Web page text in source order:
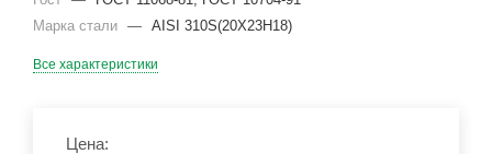
Марка стали — AISI 310S(20Х23Н18)
Все характеристики
Цена: